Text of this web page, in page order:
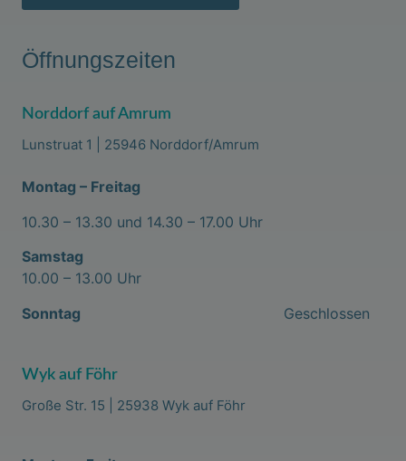
Öffnungszeiten
Norddorf auf Amrum
Lunstruat 1 | 25946 Norddorf/Amrum
Montag – Freitag
10.30 – 13.30 und 14.30 – 17.00 Uhr
Samstag
10.00 – 13.00 Uhr
Sonntag Geschlossen
Wyk auf Föhr
Große Str. 15 | 25938 Wyk auf Föhr